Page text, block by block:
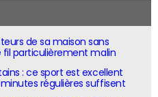
de sa maison sans
fil particulièrement malin
: ce sport est excellent
régulières suffisent